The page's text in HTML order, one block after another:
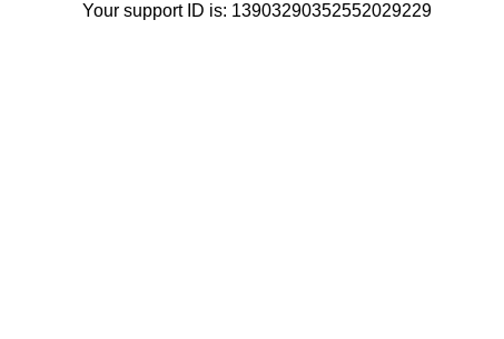
Your support ID is: 13903290352552029229